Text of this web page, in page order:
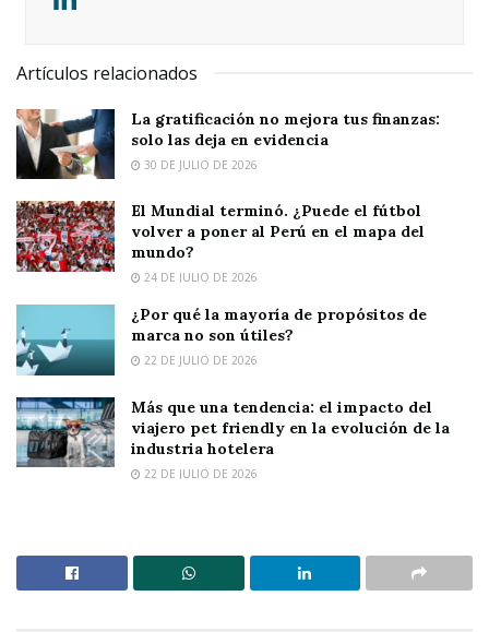
Artículos relacionados
La gratificación no mejora tus finanzas:
solo las deja en evidencia
30 DE JULIO DE 2026
El Mundial terminó. ¿Puede el fútbol
volver a poner al Perú en el mapa del
mundo?
24 DE JULIO DE 2026
¿Por qué la mayoría de propósitos de
marca no son útiles?
22 DE JULIO DE 2026
Más que una tendencia: el impacto del
viajero pet friendly en la evolución de la
industria hotelera
22 DE JULIO DE 2026